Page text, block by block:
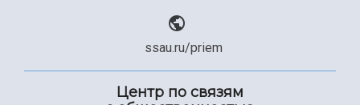
ssau.ru/priem
Центр по связям